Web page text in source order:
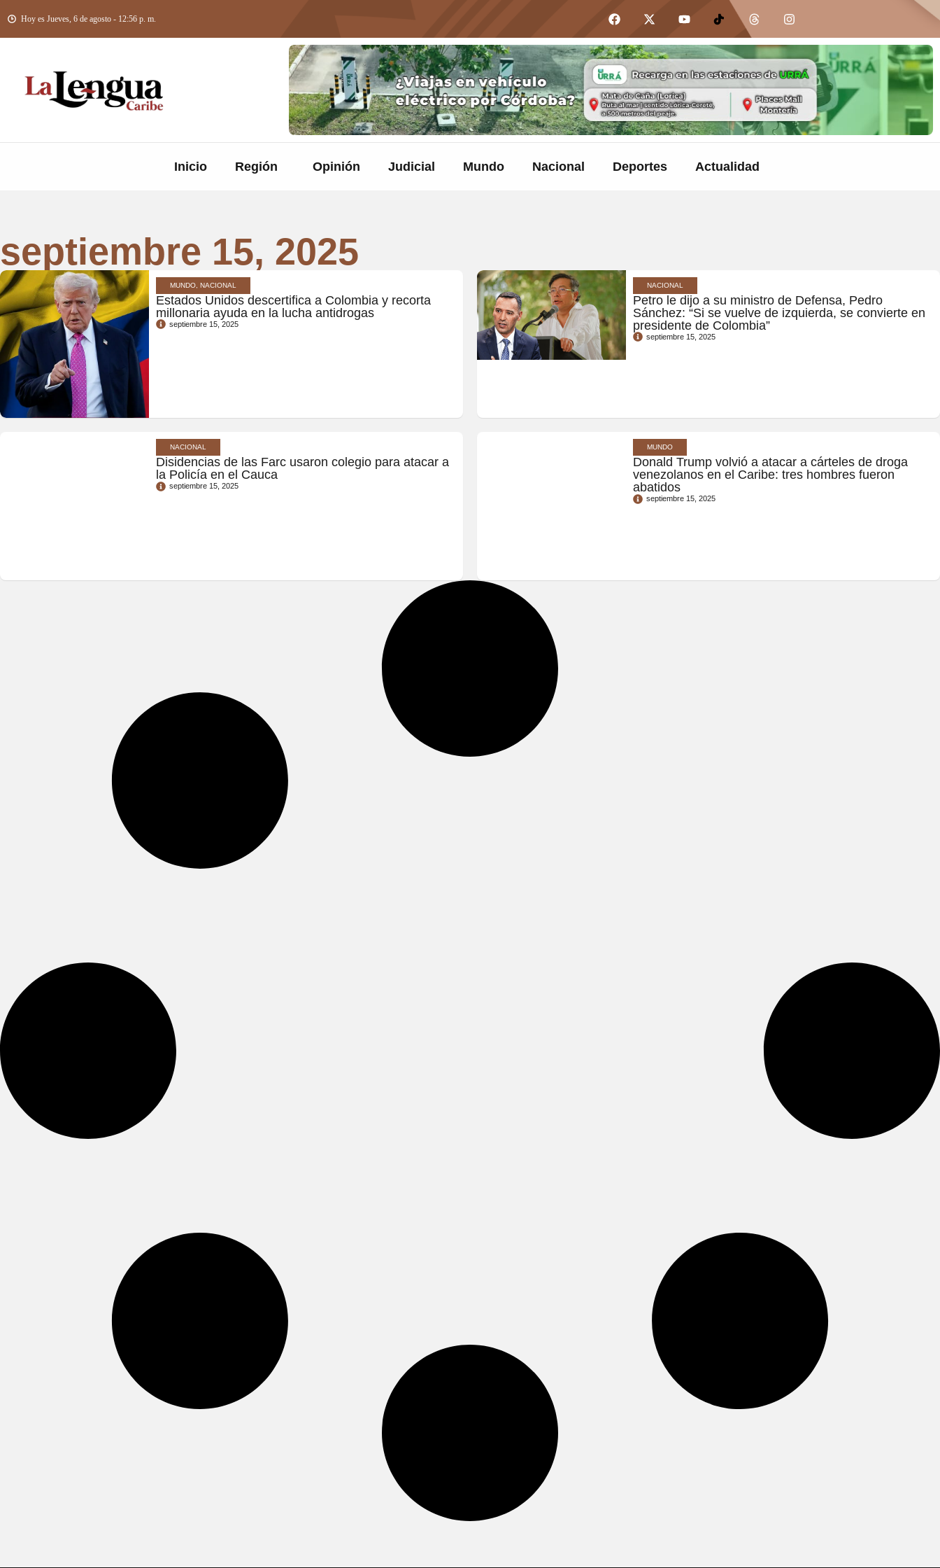
Hoy es Jueves, 6 de agosto - 12:56 p. m.
Inicio Región Opinión Judicial Mundo Nacional Deportes Actualidad
septiembre 15, 2025
MUNDO, NACIONAL
Estados Unidos descertifica a Colombia y recorta
millonaria ayuda en la lucha antidrogas
septiembre 15, 2025
NACIONAL
Petro le dijo a su ministro de Defensa, Pedro
Sánchez: “Si se vuelve de izquierda, se convierte en
presidente de Colombia”
septiembre 15, 2025
NACIONAL
Disidencias de las Farc usaron colegio para atacar a
la Policía en el Cauca
septiembre 15, 2025
MUNDO
Donald Trump volvió a atacar a cárteles de droga
venezolanos en el Caribe: tres hombres fueron
abatidos
septiembre 15, 2025